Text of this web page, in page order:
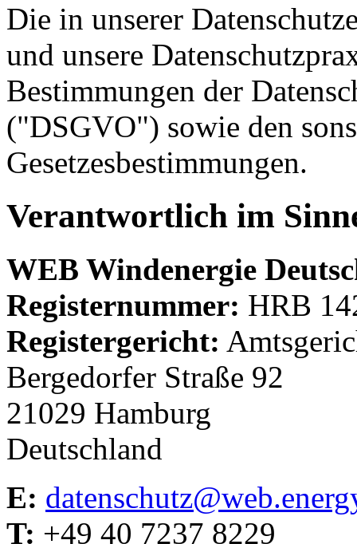
Die in unserer
und unsere
Bestimmungen der
("DSGVO") sowie den
Gesetzesbestimmungen.
Verantwortlich im
WEB Windenergie
Registernummer: HRB
Registergericht:
Bergedorfer Straße 92
21029 Hamburg
Deutschland
E:
T: +49 40 7237 8229